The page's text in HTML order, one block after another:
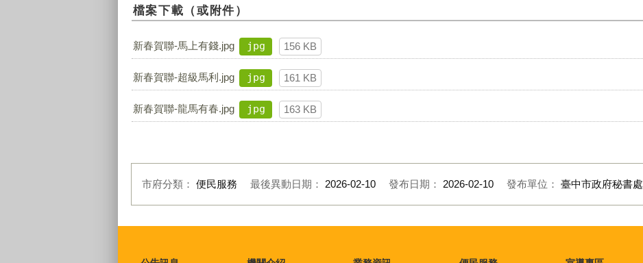
檔案下載（或附件）
新春賀聯-馬上有錢.jpg jpg 156 KB
新春賀聯-超級馬利.jpg jpg 161 KB
新春賀聯-龍馬有春.jpg jpg 163 KB
市府分類： 便民服務 最後異動日期： 2026-02-10 發布日期： 2026-02-10 發布單位： 臺中市政府秘書處